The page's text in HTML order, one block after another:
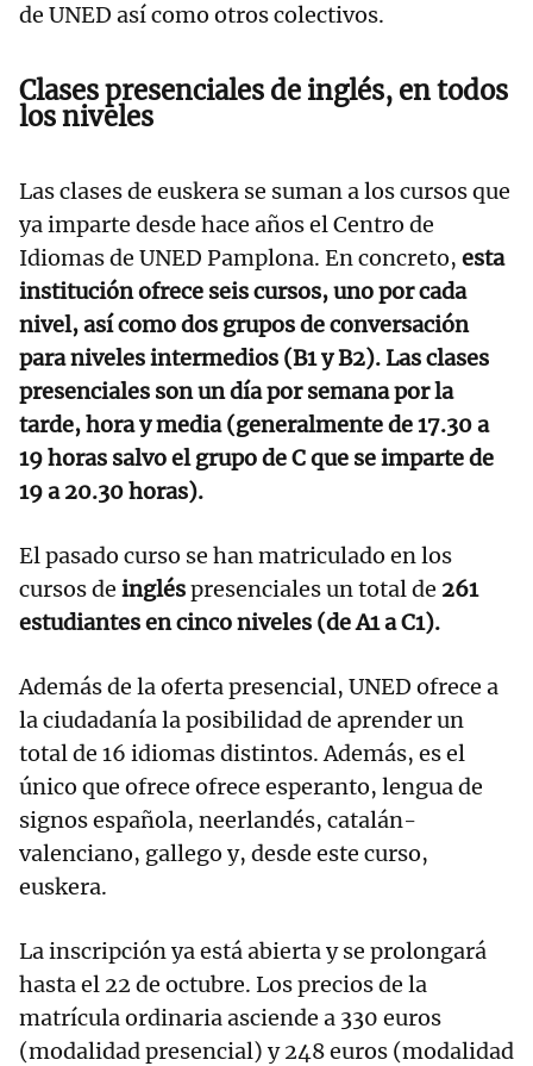
de UNED así como otros colectivos.
Clases presenciales de inglés, en todos
los niveles
Las clases de euskera se suman a los cursos que
ya imparte desde hace años el Centro de
Idiomas de UNED Pamplona. En concreto, esta
institución ofrece seis cursos, uno por cada
nivel, así como dos grupos de conversación
para niveles intermedios (B1 y B2). Las clases
presenciales son un día por semana por la
tarde, hora y media (generalmente de 17.30 a
19 horas salvo el grupo de C que se imparte de
19 a 20.30 horas).
El pasado curso se han matriculado en los
cursos de ingléspresenciales un total de 261
estudiantes en cinco niveles (de A1 a C1).
Además de la oferta presencial, UNED ofrece a
la ciudadanía la posibilidad de aprender un
total de 16 idiomas distintos. Además, es el
único que ofrece ofrece esperanto, lengua de
signos española, neerlandés, catalán-
valenciano, gallego y, desde este curso,
euskera.
La inscripción ya está abierta y se prolongará
hasta el 22 de octubre. Los precios de la
matrícula ordinaria asciende a 330 euros
(modalidad presencial) y 248 euros (modalidad